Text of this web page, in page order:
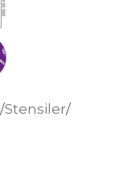
/Stensiler/